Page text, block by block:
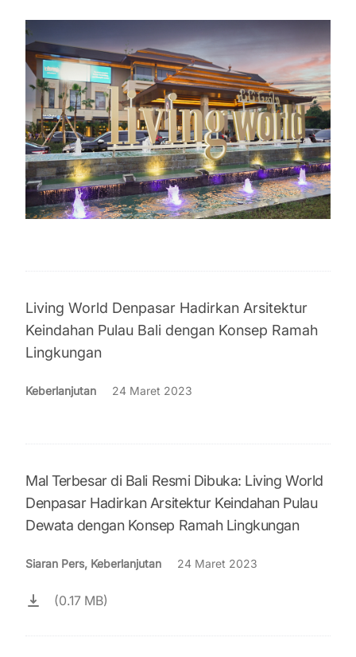
Living World Denpasar Hadirkan Arsitektur
Keindahan Pulau Bali dengan Konsep Ramah
Lingkungan
Keberlanjutan 24 Maret 2023
Mal Terbesar di Bali Resmi Dibuka: Living World
Denpasar Hadirkan Arsitektur Keindahan Pulau
Dewata dengan Konsep Ramah Lingkungan
Siaran Pers, Keberlanjutan 24 Maret 2023
(0.17 MB)